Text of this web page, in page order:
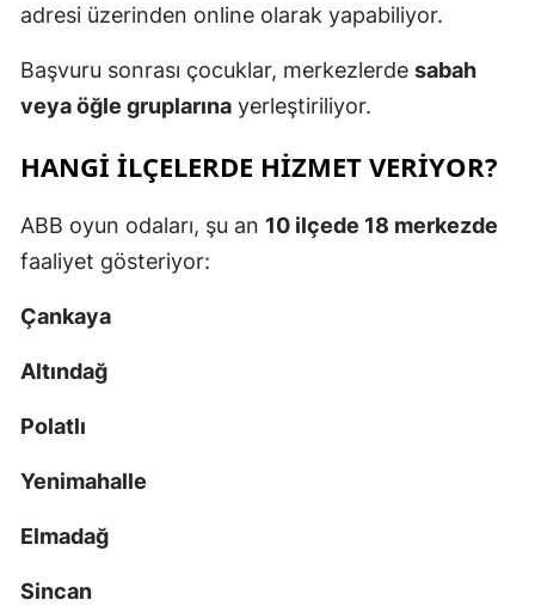
adresi üzerinden online olarak yapabiliyor.
Başvuru sonrası çocuklar, merkezlerde sabah
veya öğle gruplarına yerleştiriliyor.
HANGI İLÇELERDE HIZMET VERIYOR?
ABB oyun odaları, şu an 10 ilçede 18 merkezde
faaliyet gösteriyor:
Çankaya
Altındağ
Polatlı
Yenimahalle
Elmadağ
Sincan